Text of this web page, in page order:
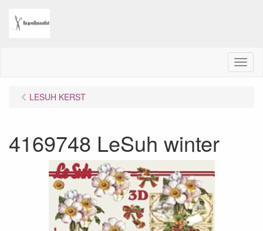
M
e
LESUH KERST
4169748 LeSuh winter